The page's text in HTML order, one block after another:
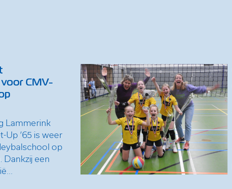
CMV-
Lammerink
Up ’65 is weer
op
Dankzij een